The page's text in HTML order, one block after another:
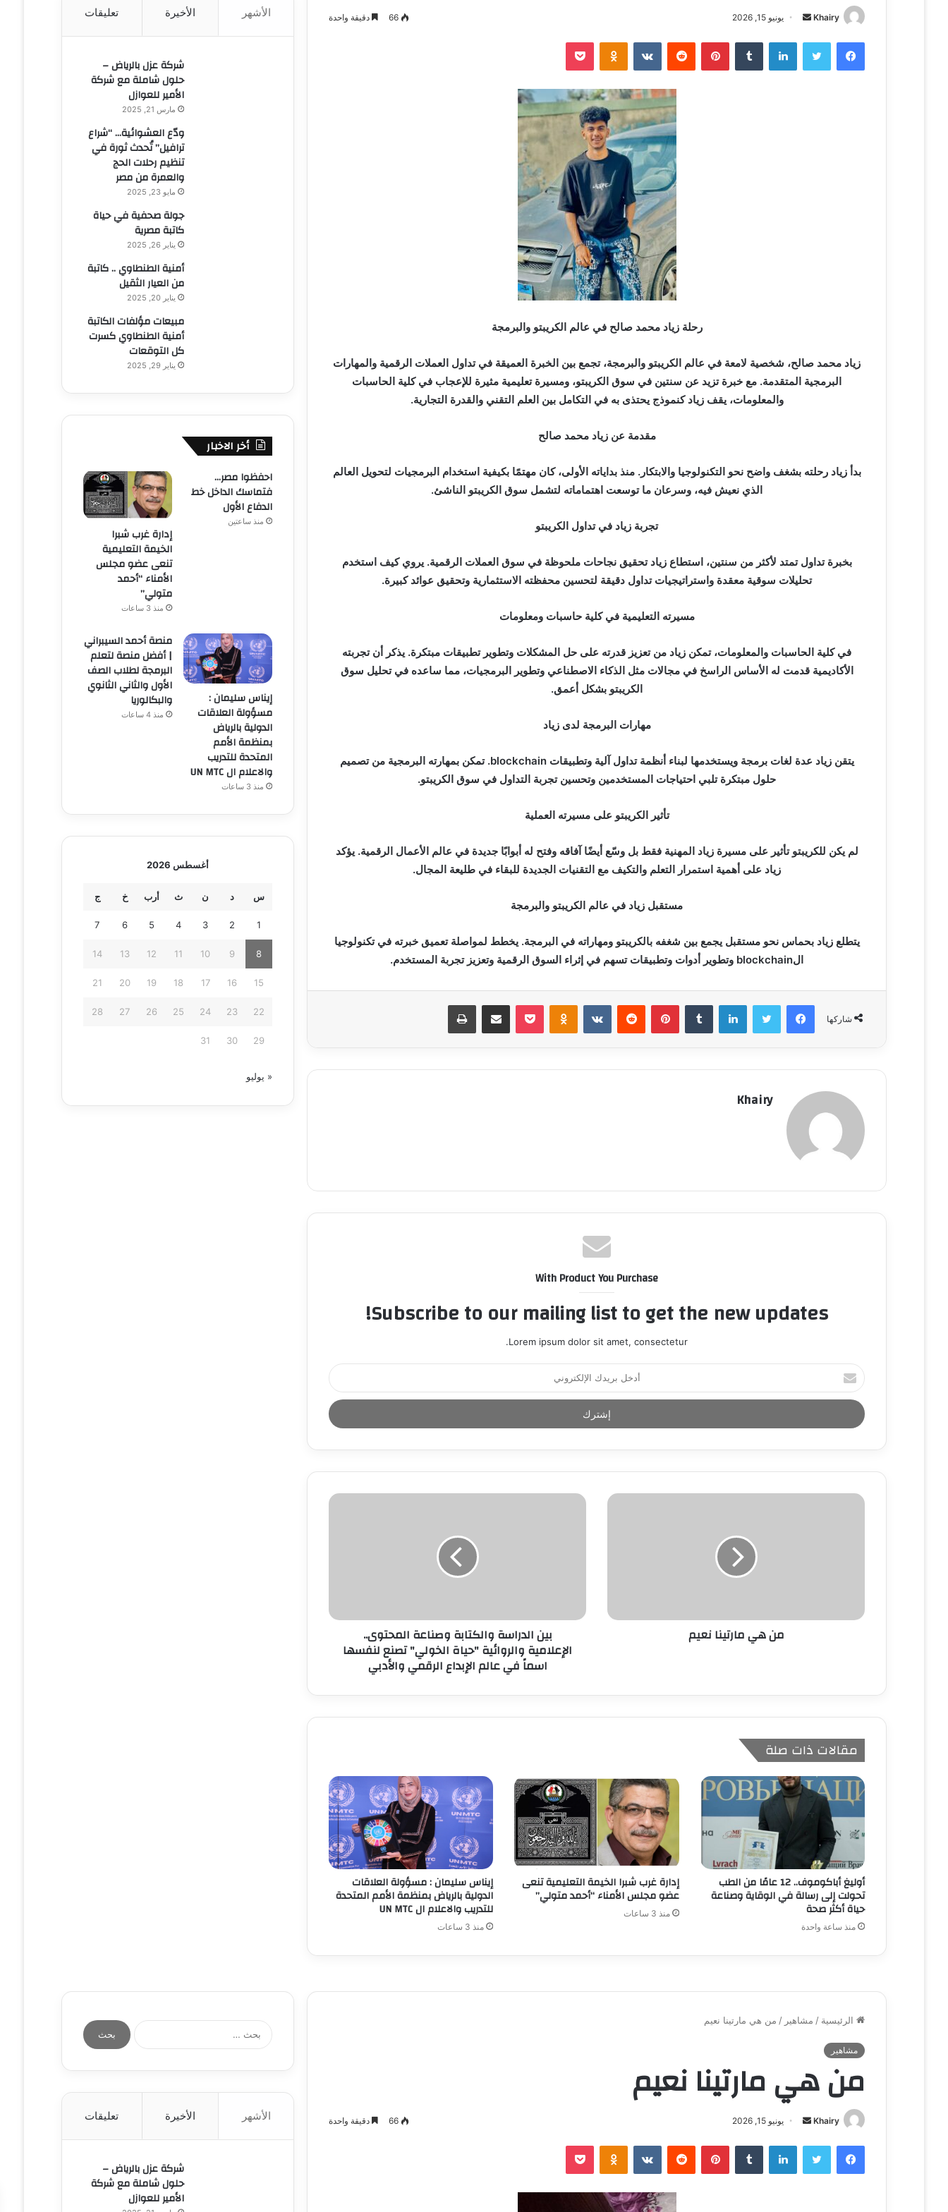
Khairy
أ
ل
يونيو 15, 2026 66 دقيقة واحدة
فيسبوك تويتر لينكدإن ‏Tumblr بينتيريست ‏Reddit
‏VKontakte
Odnoklassniki بوكيت
رحلة زياد محمد صالح في عالم الكريبتو والبرمجة
زياد محمد صالح، شخصية لامعة في عالم الكريبتو والبرمجة، تجمع بين الخبرة العميقة في تداول العملات الرقمية والمهارات
البرمجية المتقدمة. مع خبرة تزيد عن سنتين في سوق الكريبتو، ومسيرة تعليمية مثيرة للإعجاب في كلية الحاسبات
والمعلومات، يقف زياد كنموذج يحتذى به في التكامل بين العلم التقني والقدرة التجارية.
مقدمة عن زياد محمد صالح
بدأ زياد رحلته بشغف واضح نحو التكنولوجيا والابتكار. منذ بداياته الأولى، كان مهتمًا بكيفية استخدام البرمجيات لتحويل العالم
الذي نعيش فيه، وسرعان ما توسعت اهتماماته لتشمل سوق الكريبتو الناشئ.
تجربة زياد في تداول الكريبتو
بخبرة تداول تمتد لأكثر من سنتين، استطاع زياد تحقيق نجاحات ملحوظة في سوق العملات الرقمية. يروي كيف استخدم
تحليلات سوقية معقدة واستراتيجيات تداول دقيقة لتحسين محفظته الاستثمارية وتحقيق عوائد كبيرة.
مسيرته التعليمية في كلية حاسبات ومعلومات
في كلية الحاسبات والمعلومات، تمكن زياد من تعزيز قدرته على حل المشكلات وتطوير تطبيقات مبتكرة. يذكر أن تجربته
الأكاديمية قدمت له الأساس الراسخ في مجالات مثل الذكاء الاصطناعي وتطوير البرمجيات، مما ساعده في تحليل سوق
الكريبتو بشكل أعمق.
مهارات البرمجة لدى زياد
يتقن زياد عدة لغات برمجة ويستخدمها لبناء أنظمة تداول آلية وتطبيقات blockchain. تمكن بمهارته البرمجية من تصميم
حلول مبتكرة تلبي احتياجات المستخدمين وتحسين تجربة التداول في سوق الكريبتو.
تأثير الكريبتو على مسيرته العملية
لم يكن للكريبتو تأثير على مسيرة زياد المهنية فقط بل وسّع أيضًا آفاقه وفتح له أبوابًا جديدة في عالم الأعمال الرقمية. يؤكد
زياد على أهمية استمرار التعلم والتكيف مع التقنيات الجديدة للبقاء في طليعة المجال.
مستقبل زياد في عالم الكريبتو والبرمجة
يتطلع زياد بحماس نحو مستقبل يجمع بين شغفه بالكريبتو ومهاراته في البرمجة. يخطط لمواصلة تعميق خبرته في تكنولوجيا
الblockchain وتطوير أدوات وتطبيقات تسهم في إثراء السوق الرقمية وتعزيز تجربة المستخدم.
شاركها
فيسبوك تويتر لينكدإن ‏Tumblr بينتيريست ‏Reddit
‏VKontakte
Odnoklassniki بوكيت مشاركة عبر البريد طباعة
Khairy
With Product You Purchase
Subscribe to our mailing list to get the new updates!
Lorem ipsum dolor sit amet, consectetur.
أ
د
خ
ل
د
ا
من هي مارتينا نعيم بين الدراسة والكتابة وصناعة المحتوى..
الإعلامية والروائية "حياة الخولي" تصنع لنفسها
اسماً في عالم الإبداع الرقمي والأدبي
مقالات ذات صلة
أوليغ أباكوموف.. 12 عامًا من الطب
تحولت إلى رسالة في الوقاية وصناعة
حياة أكثر صحة
منذ ساعة واحدة
إدارة غرب شبرا الخيمة التعليمية تنعى
عضو مجلس الأمناء “أحمد متولي”
منذ 3 ساعات
إيناس سليمان : مسؤولة العلاقات
الدولية بالرياض بمنظمة الأمم المتحدة
للتدريب والاعلام ال UN MTC
منذ 3 ساعات
الأشهر الأخيرة تعليقات
شركة عزل بالرياض –
حلول شاملة مع شركة
الأمير للعوازل
مارس 21, 2025
ودّع العشوائية… “شراع
ترافيل” تُحدث ثورة في
تنظيم رحلات الحج
والعمرة من مصر
مايو 23, 2025
جولة صحفية في حياة
كاتبة مصرية
يناير 26, 2025
أمنية الطنطاوي .. كاتبة
من العيار الثقيل
يناير 20, 2025
مبيعات مؤلفات الكاتبة
أمنية الطنطاوي كسرت
كل التوقعات
يناير 29, 2025
أخر الاخبار
احفظوا مصر…
فتماسك الداخل خط
الدفاع الأول
منذ ساعتين
إدارة غرب شبرا
الخيمة التعليمية
تنعى عضو مجلس
الأمناء “أحمد
متولي”
منذ 3 ساعات
إيناس سليمان :
مسؤولة العلاقات
الدولية بالرياض
بمنظمة الأمم
المتحدة للتدريب
والاعلام ال UN MTC
منذ 3 ساعات
منصة أحمد السيبراني
| أفضل منصة لتعلم
البرمجة لطلاب الصف
الأول والثاني الثانوي
والبكالوريا
منذ 4 ساعات
أغسطس 2026
س د ن ث أرب خ ج
1
2
3
4
5
6
7
8
9
10
11
12
13
14
15
16
17
18
19
20
21
22
23
24
25
26
27
28
29
30
31
« يوليو